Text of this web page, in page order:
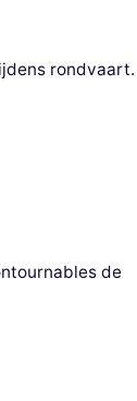
rondvaart.
de